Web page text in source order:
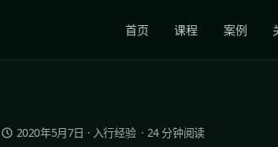
首页 课程 案例
2020年5月7日 · 入行经验· 24分钟阅读